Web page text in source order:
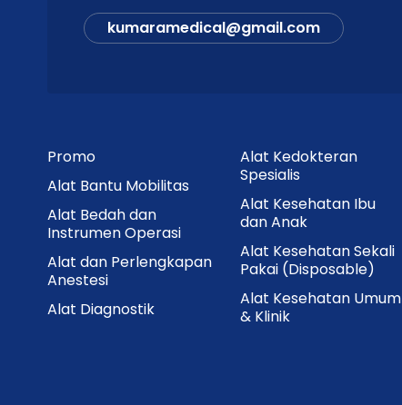
kumaramedical@gmail.com
Promo
Alat Bantu Mobilitas
Alat Bedah dan
Instrumen Operasi
Alat dan Perlengkapan
Anestesi
Alat Diagnostik
Alat Kedokteran
Spesialis
Alat Kesehatan Ibu
dan Anak
Alat Kesehatan Sekali
Pakai (Disposable)
Alat Kesehatan Umum
& Klinik